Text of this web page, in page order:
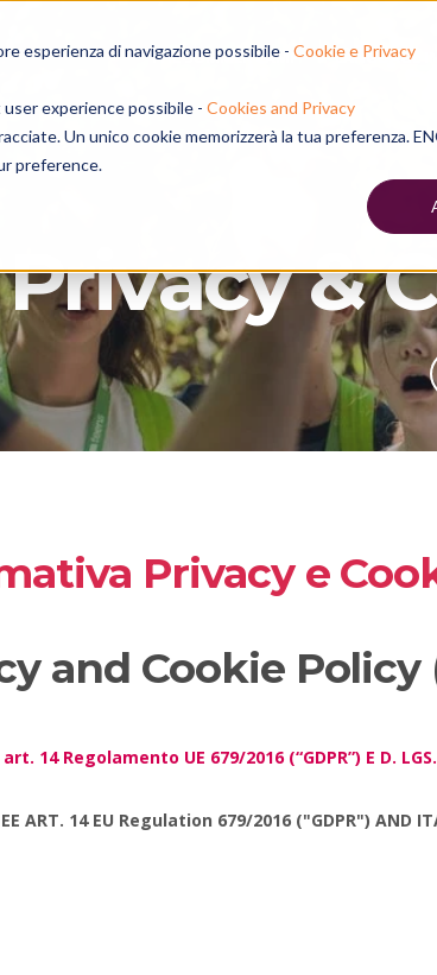
esperienza di navigazione possibile - Cookie e Privacy
experience possibile - Cookies and Privacy
Un unico cookie memorizzerà la tua preferenza.
preference.
THE SUMMER CAMP LANGUAGE
Privacy &
Privacy e
and Cookie Policy
art. 14 Regolamento UE 679/2016 (“GDPR”) E D.
ART. 14 EU Regulation 679/2016 ("GDPR") AND